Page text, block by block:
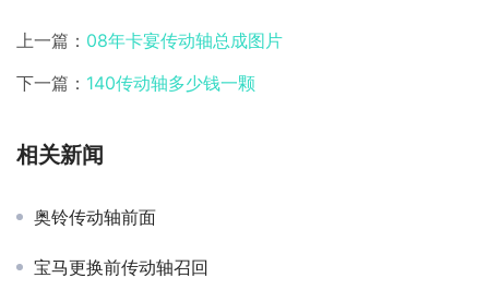
上一篇： 08年卡宴传动轴总成图片
下一篇： 140传动轴多少钱一颗
相关新闻
奥铃传动轴前面
宝马更换前传动轴召回